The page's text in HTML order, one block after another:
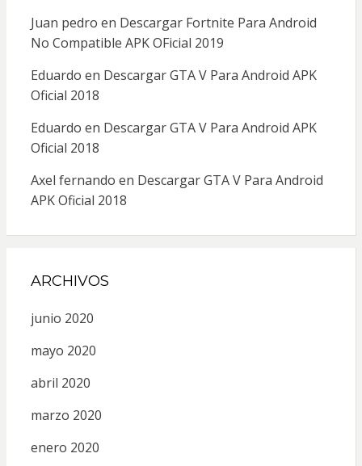
Juan pedro en Descargar Fortnite Para Android
No Compatible APK OFicial 2019
Eduardo en Descargar GTA V Para Android APK
Oficial 2018
Eduardo en Descargar GTA V Para Android APK
Oficial 2018
Axel fernando en Descargar GTA V Para Android
APK Oficial 2018
ARCHIVOS
junio 2020
mayo 2020
abril 2020
marzo 2020
enero 2020